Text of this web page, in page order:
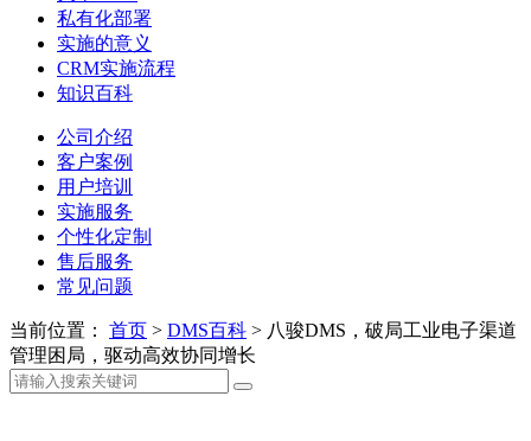
私有化部署
实施的意义
CRM实施流程
知识百科
公司介绍
客户案例
用户培训
实施服务
个性化定制
售后服务
常见问题
当前位置： 首页 > DMS百科 > 八骏DMS，破局工业电子渠道
管理困局，驱动高效协同增长